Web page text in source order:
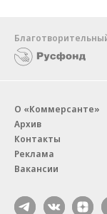
О «Коммерсанте»
Архив
Контакты
Реклама
Вакансии